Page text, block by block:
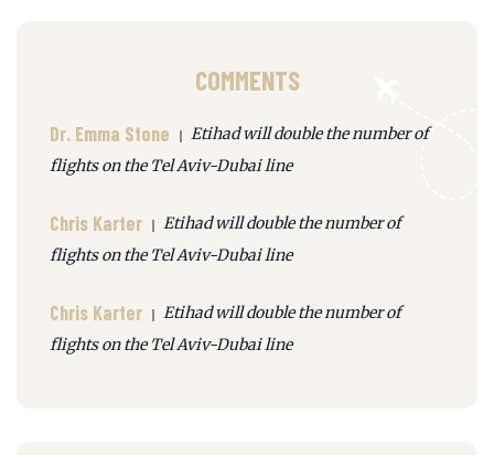
COMMENTS
Dr. Emma Stone
Etihad will double the number of
flights on the Tel Aviv-Dubai line
Chris Karter
Etihad will double the number of
flights on the Tel Aviv-Dubai line
Chris Karter
Etihad will double the number of
flights on the Tel Aviv-Dubai line